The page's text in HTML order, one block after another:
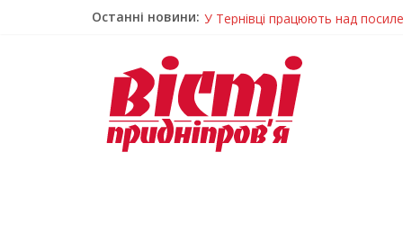
Останні новини: У Тернівці працюють над
У Самарі провели незвичайний
Світлові рішення майстрів із
Засинання після півночі може